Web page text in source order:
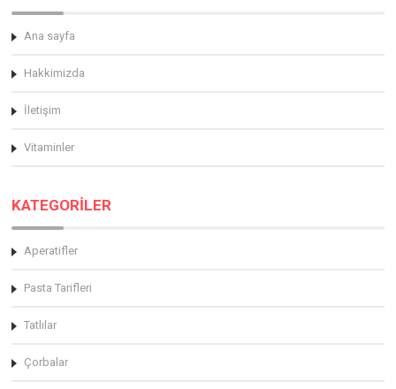
Ana sayfa
Hakkimizda
İletişim
Vitaminler
KATEGORİLER
Aperatifler
Pasta Tarifleri
Tatlılar
Çorbalar